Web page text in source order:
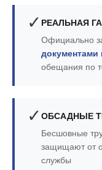
✓ РЕАЛЬНАЯ
Официально
документами
обещания по
✓ ОБСАДНЫЕ
Бесшовные
защищают от
службы